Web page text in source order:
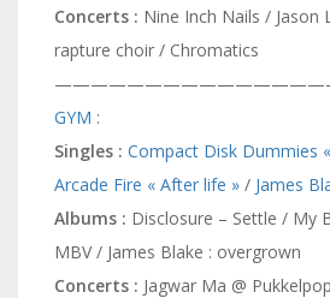
Concerts : Nine Inch Nails / Jason
rapture choir / Chromatics
GYM :
Singles : Compact Disk Dummies
Arcade Fire « After life » / James
Albums : Disclosure – Settle / My
MBV / James Blake : overgrown
Concerts : Jagwar Ma @